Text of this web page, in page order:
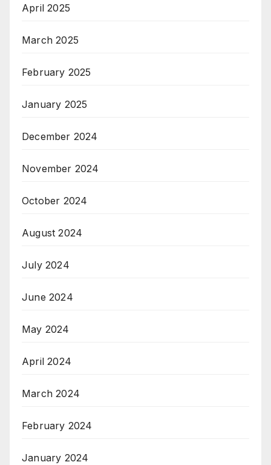
April 2025
March 2025
February 2025
January 2025
December 2024
November 2024
October 2024
August 2024
July 2024
June 2024
May 2024
April 2024
March 2024
February 2024
January 2024